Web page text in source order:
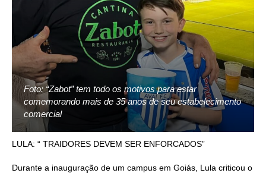
Foto: “Zabot” tem todo os motivos para estar
comemorando mais de 35 anos de seu estabelecimento
comercial
LULA: “ TRAIDORES DEVEM SER ENFORCADOS”
Durante a inauguração de um campus em Goiás, Lula criticou o